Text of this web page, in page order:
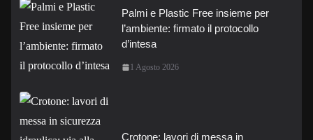
Palmi e Plastic Free insieme per
l’ambiente: firmato il protocollo
d’intesa
1 Agosto 2026
Crotone: lavori di messa in